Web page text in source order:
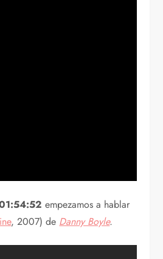
empezamos a hablar
, 2007) de Danny Boyle.